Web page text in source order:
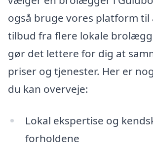
også bruge vores platform
tilbud fra flere lokale
gør det lettere for dig at
priser og tjenester. Her er
du kan overveje:
Lokal ekspertise og
forholdene